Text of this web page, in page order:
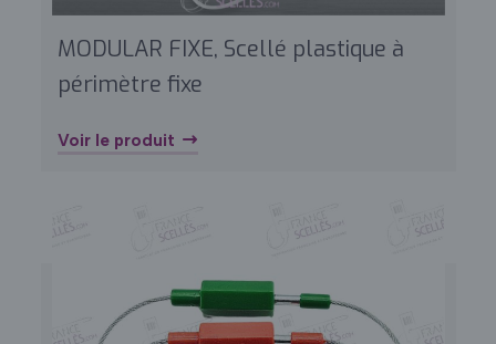
MODULAR FIXE, Scellé plastique à
périmètre fixe
Voir le produit